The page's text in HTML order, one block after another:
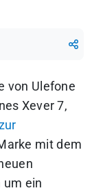
von Ulefone
Xever 7,
mit dem
um ein